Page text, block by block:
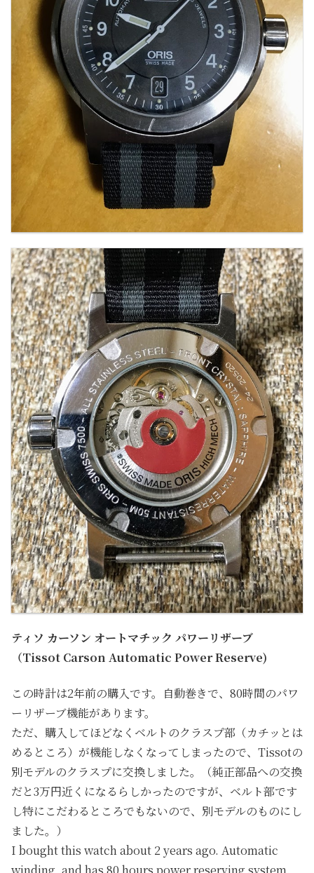
ティソ カーソン オートマチック パワーリザーブ
（Tissot Carson Automatic Power Reserve)
この時計は2年前の購入です。自動巻きで、80時間のパワ
ーリザーブ機能があります。
ただ、購入してほどなくベルトのクラスプ部（カチッとは
めるところ）が機能しなくなってしまったので、Tissotの
別モデルのクラスプに交換しました。（純正部品への交換
だと3万円近くになるらしかったのですが、ベルト部です
し特にこだわるところでもないので、別モデルのものにし
ました。）
I bought this watch about 2 years ago. Automatic
winding, and has 80 hours power reserving system.